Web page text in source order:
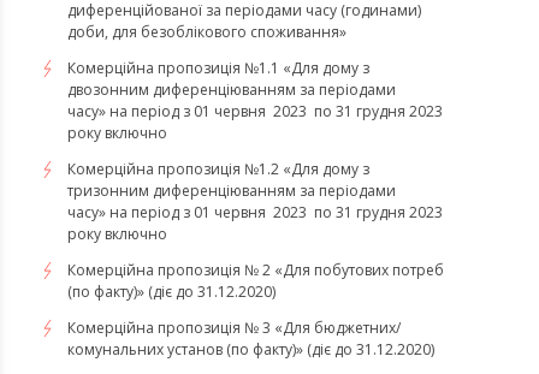
диференційованої за періодами часу (годинами)
доби, для безоблікового споживання»
Комерційна пропозиція №1.1 «Для дому з
двозонним диференціюванням за періодами
часу» на період з 01 червня 2023 по 31 грудня 2023
року включно
Комерційна пропозиція №1.2 «Для дому з
тризонним диференціюванням за періодами
часу» на період з 01 червня 2023 по 31 грудня 2023
року включно
Комерційна пропозиція № 2 «Для побутових потреб
(по факту)» (діє до 31.12.2020)
Комерційна пропозиція № 3 «Для бюджетних/
комунальних установ (по факту)» (діє до 31.12.2020)